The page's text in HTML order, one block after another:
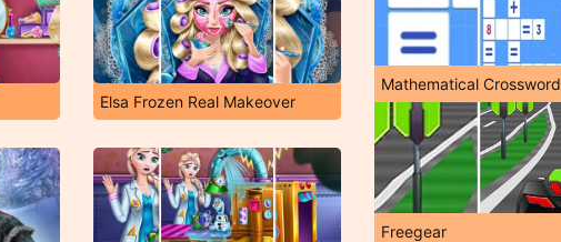
Elsa Frozen Real Makeover
Mathematical Crossword
Freegear